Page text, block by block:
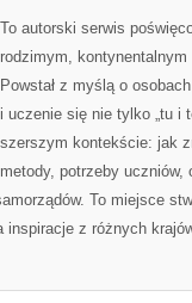
To autorski serwis
rodzimym,
Powstał z myślą o
i uczenie się nie tylko „tu i
szerszym kontekście: jak
metody, potrzeby
To miejsce
z różnych